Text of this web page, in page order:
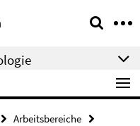
Arbeitsbereiche